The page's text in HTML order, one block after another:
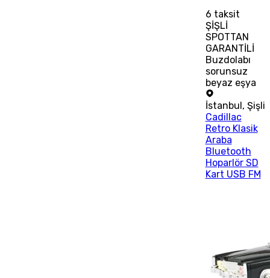
6 taksit
ŞİŞLİ
SPOTTAN
GARANTİLİ
Buzdolabı
sorunsuz
beyaz eşya
İstanbul , Şişli
Cadillac
Retro Klasik
Araba
Bluetooth
Hoparlör SD
Kart USB FM